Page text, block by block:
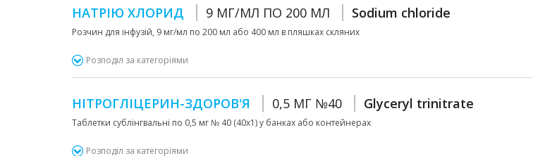
НАТРІЮ ХЛОРИД 9 МГ/МЛ ПО 200 МЛ Sodium chloride
Розчин для інфузій, 9 мг/мл по 200 мл або 400 мл в пляшках скляних
Розподіл за категоріями
НІТРОГЛІЦЕРИН-ЗДОРОВ'Я 0,5 МГ №40 Glyceryl trinitrate
Таблетки сублінгвальні по 0,5 мг № 40 (40х1) у банках або контейнерах
Розподіл за категоріями